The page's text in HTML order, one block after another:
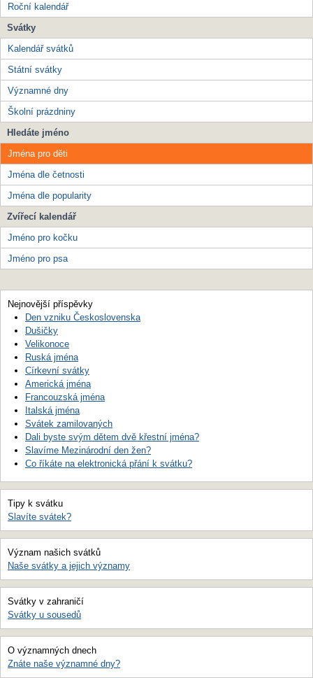
Roční kalendář
Svátky
Kalendář svátků
Státní svátky
Významné dny
Školní prázdniny
Hledáte jméno
Jména pro děti
Jména dle četnosti
Jména dle popularity
Zvířecí kalendář
Jméno pro kočku
Jméno pro psa
Nejnovější příspěvky
Den vzniku Československa
Dušičky
Velikonoce
Ruská jména
Církevní svátky
Americká jména
Francouzská jména
Italská jména
Svátek zamilovaných
Dali byste svým dětem dvě křestní jména?
Slavíme Mezinárodní den žen?
Co říkáte na elektronická přání k svátku?
Tipy k svátku
Slavíte svátek?
Význam našich svátků
Naše svátky a jejich významy
Svátky v zahraničí
Svátky u sousedů
O významných dnech
Znáte naše významné dny?